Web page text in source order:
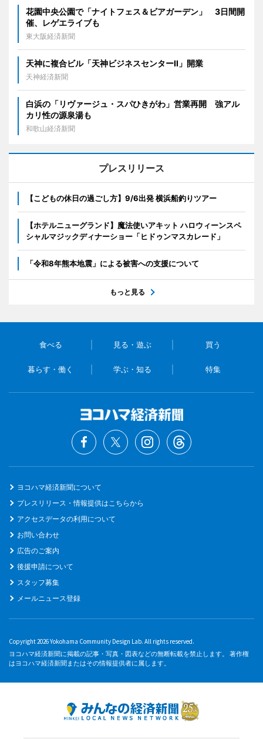
花園中央公園で「ナイトフェス＆ビアガーデン」 3日間開
催、レゲエライブも
東大阪経済新聞
天神に複合ビル「天神ビジネスセンターII」開業
天神経済新聞
白浜の「リヴァージュ・スパひきがわ」営業再開 強アル
カリ性の源泉湯も
和歌山経済新聞
プレスリリース
【こどもの休日の過ごし方】9/6出発 横浜船釣りツアー
【ホテルニューグランド】魔法使いアキット ハロウィーンスペ
シャルマジックディナーショー「ヒドゥンマスカレード」
「令和8年熊本地震」による被害への支援について
もっと見る
食べる 見る・遊ぶ 買う
暮らす・働く 学ぶ・知る 特集
ヨコハマ経済新聞について
プレスリリース・情報提供はこちらから
アクセスデータの利用について
お問い合わせ
広告のご案内
後援申請について
スタッフ募集
メールニュース登録
Copyright 2026 Yokohama Community Design Lab. All rights reserved.
ヨコハマ経済新聞に掲載の記事・写真・図表などの無断転載を禁止します。 著作権
はヨコハマ経済新聞またはその情報提供者に属します。